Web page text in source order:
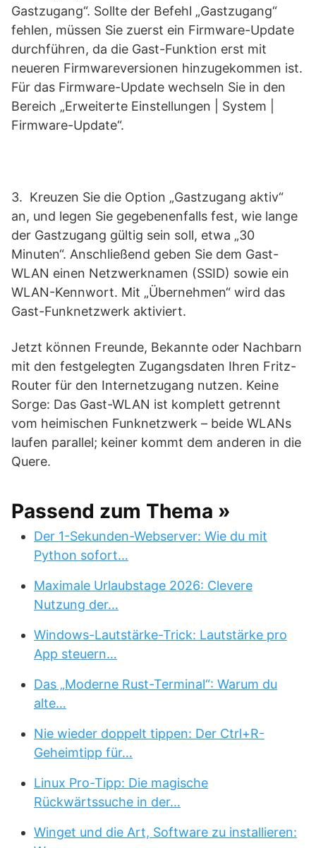
Gastzugang“. Sollte der Befehl „Gastzugang“
fehlen, müssen Sie zuerst ein Firmware-Update
durchführen, da die Gast-Funktion erst mit
neueren Firmwareversionen hinzugekommen ist.
Für das Firmware-Update wechseln Sie in den
Bereich „Erweiterte Einstellungen | System |
Firmware-Update“.
3. Kreuzen Sie die Option „Gastzugang aktiv“
an, und legen Sie gegebenenfalls fest, wie lange
der Gastzugang gültig sein soll, etwa „30
Minuten“. Anschließend geben Sie dem Gast-
WLAN einen Netzwerknamen (SSID) sowie ein
WLAN-Kennwort. Mit „Übernehmen“ wird das
Gast-Funknetzwerk aktiviert.
Jetzt können Freunde, Bekannte oder Nachbarn
mit den festgelegten Zugangsdaten Ihren Fritz-
Router für den Internetzugang nutzen. Keine
Sorge: Das Gast-WLAN ist komplett getrennt
vom heimischen Funknetzwerk – beide WLANs
laufen parallel; keiner kommt dem anderen in die
Quere.
Passend zum Thema »
Der 1-Sekunden-Webserver: Wie du mit
Python sofort…
Maximale Urlaubstage 2026: Clevere
Nutzung der…
Windows-Lautstärke-Trick: Lautstärke pro
App steuern…
Das „Moderne Rust-Terminal“: Warum du
alte…
Nie wieder doppelt tippen: Der Ctrl+R-
Geheimtipp für…
Linux Pro-Tipp: Die magische
Rückwärtssuche in der…
Winget und die Art, Software zu installieren: